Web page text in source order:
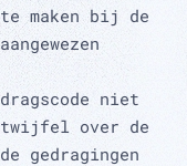
maken bij de
niet
over de
gedragingen